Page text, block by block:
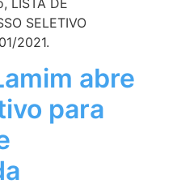
SELETIVO
2021.
abre
para